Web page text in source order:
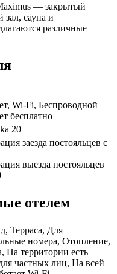
— закрытый
зал, сауна и
различные
Wi-Fi, Беспроводной
бесплатно
20
заезда постояльцев с
выезда постояльцев
отелем
Терраса, Для
номера, Отопление,
На территории есть
частных лиц, На всей